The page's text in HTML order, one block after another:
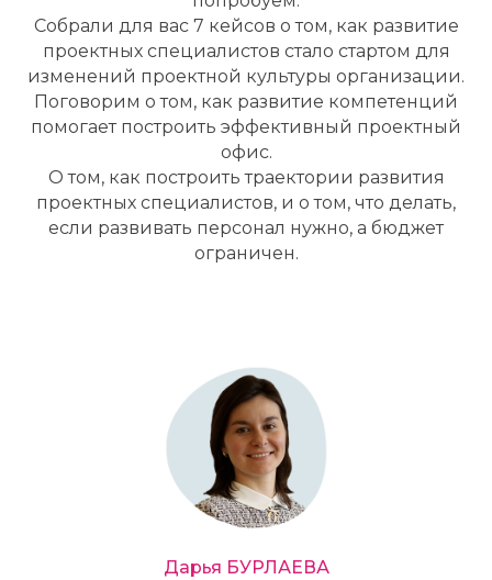
Собрали для вас 7 кейсов о том, как развитие
проектных специалистов стало стартом для
изменений проектной культуры организации.
Поговорим о том, как развитие компетенций
помогает построить эффективный проектный
офис.
О том, как построить траектории развития
проектных специалистов, и о том, что делать,
если развивать персонал нужно, а бюджет
ограничен.
Дарья БУРЛАЕВА